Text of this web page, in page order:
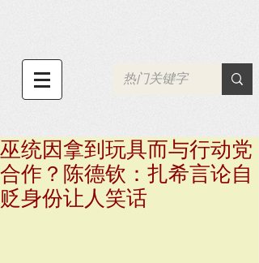
巫统因拿到玩具而与行动党
合作？陈德钦：扎希言论自
贬身份让人笑话